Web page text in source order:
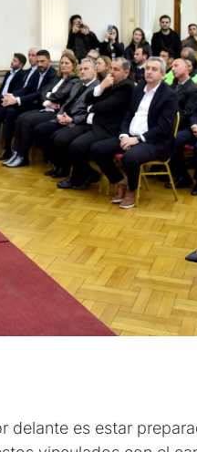
delante es estar